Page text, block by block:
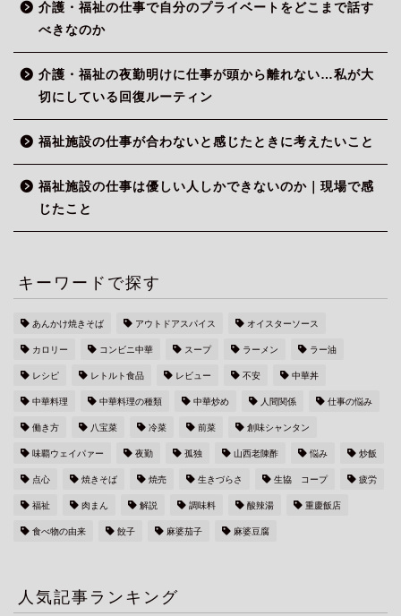
介護・福祉の仕事で自分のプライベートをどこまで話す
べきなのか
介護・福祉の夜勤明けに仕事が頭から離れない…私が大
切にしている回復ルーティン
福祉施設の仕事が合わないと感じたときに考えたいこと
福祉施設の仕事は優しい人しかできないのか｜現場で感
じたこと
キーワードで探す
あんかけ焼きそば アウトドアスパイス オイスターソース
カロリー コンビニ中華 スープ ラーメン ラー油
レシピ レトルト食品 レビュー 不安 中華丼
中華料理 中華料理の種類 中華炒め 人間関係 仕事の悩み
働き方 八宝菜 冷菜 前菜 創味シャンタン
味覇ウェイパァー 夜勤 孤独 山西老陳酢 悩み 炒飯
点心 焼きそば 焼売 生きづらさ 生協 コープ 疲労
福祉 肉まん 解説 調味料 酸辣湯 重慶飯店
食べ物の由来 餃子 麻婆茄子 麻婆豆腐
人気記事ランキング